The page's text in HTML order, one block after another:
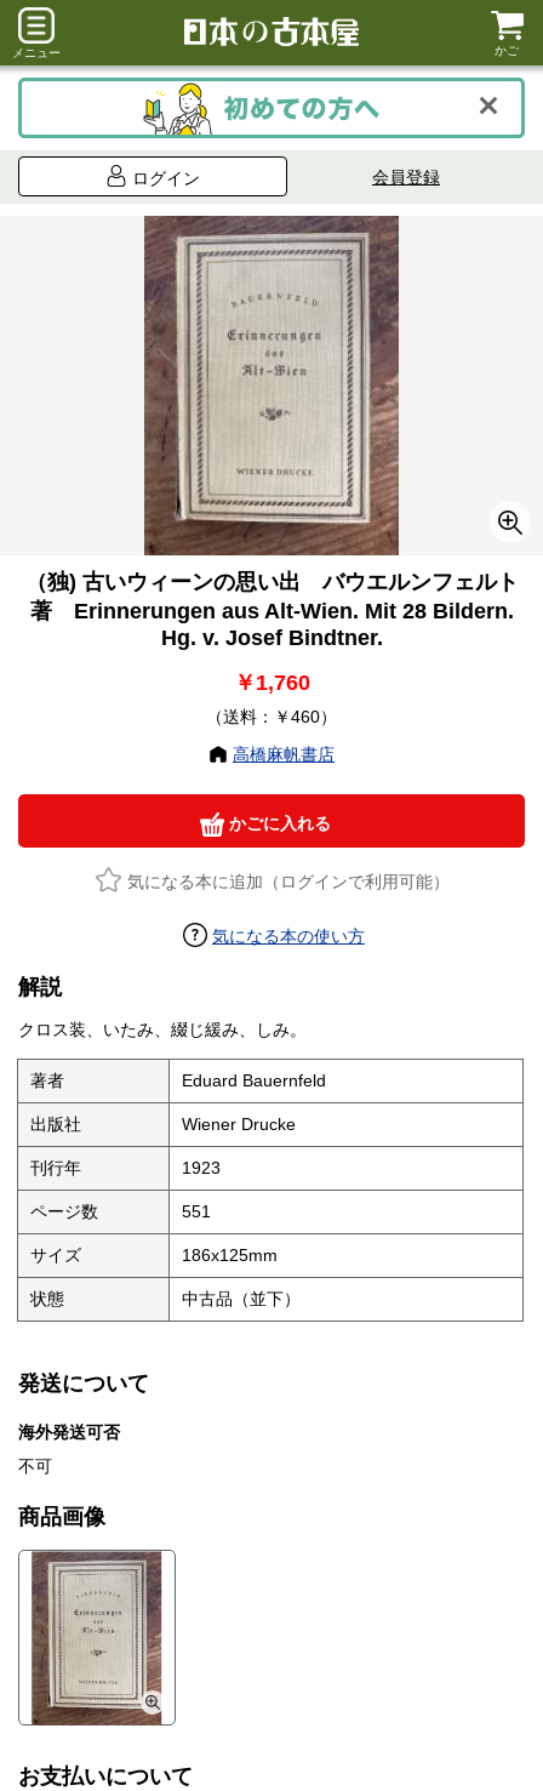
メニュー かご
ログイン 会員登録
（独) 古いウィーンの思い出 バウエルンフェルト
著 Erinnerungen aus Alt-Wien. Mit 28 Bildern.
Hg. v. Josef Bindtner.
￥1,760
（送料：￥460）
高橋麻帆書店
かごに入れる
気になる本に追加（ログインで利用可能）
気になる本の使い方
解説
クロス装、いたみ、綴じ緩み、しみ。
著者 Eduard Bauernfeld
出版社 Wiener Drucke
刊行年 1923
ページ数 551
サイズ 186x125mm
状態 中古品（並下）
発送について
海外発送可否
不可
商品画像
お支払いについて